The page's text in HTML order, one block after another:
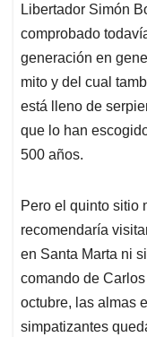
Libertador Simón
comprobado
generación en
mito y del cual
está lleno de
que lo han
500 años.
Pero el quinto sitio
recomendaría
en Santa Marta ni
comando de
octubre, las almas
simpatizantes